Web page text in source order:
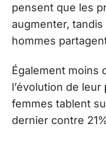
pensent que les
augmenter,
hommes
Également moins
l’évolution de leur
femmes tablent
dernier contre